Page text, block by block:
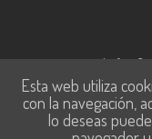
Este contenido fue
Tecnologías de la
Esta web utiliza
con la navegación,
lo deseas